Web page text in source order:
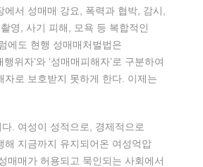
에서 성매매 강요, 폭력과 협박, 감시,
영, 사기 피해, 모욕 등 복합적인
에도 현행 성매매처벌법은
위자’와 ‘성매매피해자’로 구분하여
자로 보호받지 못하게 한다. 이제는
. 여성이 성적으로, 경제적으로
해 지금까지 유지되어온 여성억압
매매가 허용되고 묵인되는 사회에서